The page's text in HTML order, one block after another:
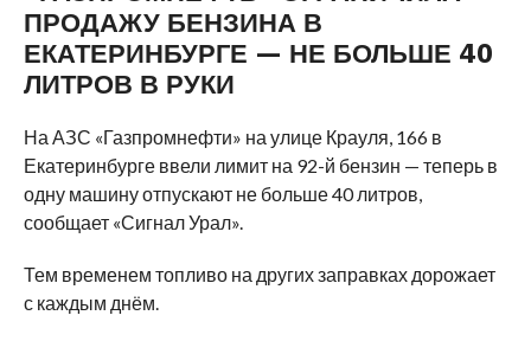
ПРОДАЖУ БЕНЗИНА В
ЕКАТЕРИНБУРГЕ — НЕ БОЛЬШЕ 40
ЛИТРОВ В РУКИ
На АЗС «Газпромнефти» на улице Крауля, 166 в
Екатеринбурге ввели лимит на 92-й бензин — теперь в
одну машину отпускают не больше 40 литров,
сообщает «Сигнал Урал».
Тем временем топливо на других заправках дорожает
с каждым днём.